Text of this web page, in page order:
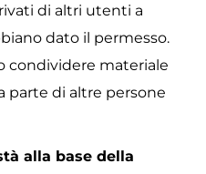
di altri utenti a
dato il permesso.
condividere materiale
parte di altre persone
alla base della